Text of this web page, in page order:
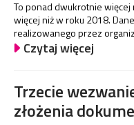
To ponad dwukrotnie więcej
więcej niż w roku 2018.
realizowanego przez
Czytaj więcej
Trzecie
złożenia